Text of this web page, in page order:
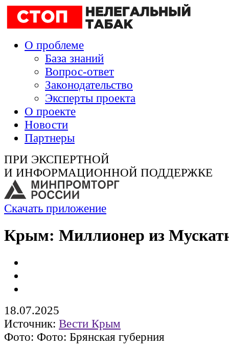
О проблеме
База знаний
Вопрос-ответ
Законодательство
Эксперты проекта
О проекте
Новости
Партнеры
ПРИ ЭКСПЕРТНОЙ
И ИНФОРМАЦИОННОЙ ПОДДЕРЖКЕ
Скачать приложение
Крым: Миллионер из
18.07.2025
Источник: Вести Крым
Фото: Фото: Брянская губерния